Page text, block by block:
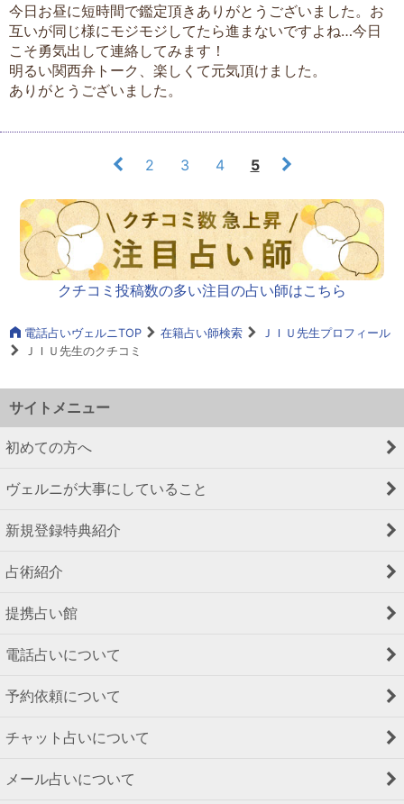
今日お昼に短時間で鑑定頂きありがとうございました。お
互いが同じ様にモジモジしてたら進まないですよね…今日
こそ勇気出して連絡してみます！
明るい関西弁トーク、楽しくて元気頂けました。
ありがとうございました。
2 3 4 5
クチコミ投稿数の多い注目の占い師はこちら
電話占いヴェルニTOP 在籍占い師検索
ＪＩＵ先生プロフィール
ＪＩＵ先生のクチコミ
サイトメニュー
初めての方へ
ヴェルニが大事にしていること
新規登録特典紹介
占術紹介
提携占い館
電話占いについて
予約依頼について
チャット占いについて
メール占いについて